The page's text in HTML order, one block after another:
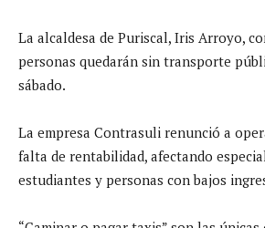
La alcaldesa de Puriscal, Iris Arroyo,
personas quedarán sin transporte
sábado.
La empresa Contrasuli renunció a
falta de rentabilidad, afectando
estudiantes y personas con bajos